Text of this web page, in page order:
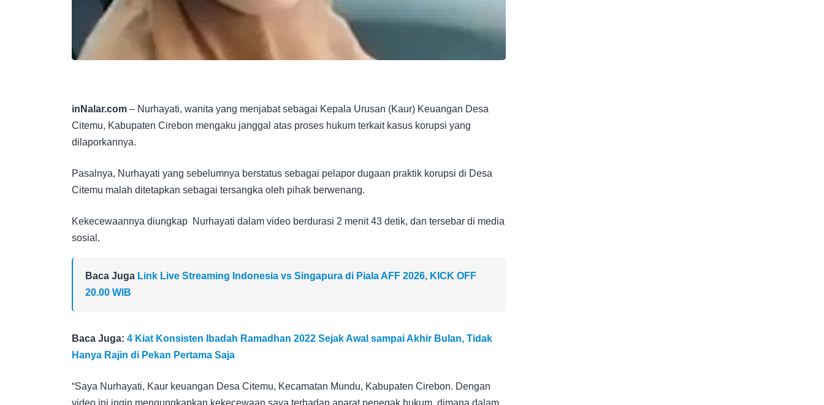
inNalar.com – Nurhayati, wanita yang menjabat sebagai Kepala Urusan (Kaur) Keuangan Desa
Citemu, Kabupaten Cirebon mengaku janggal atas proses hukum terkait kasus korupsi yang
dilaporkannya.
Pasalnya, Nurhayati yang sebelumnya berstatus sebagai pelapor dugaan praktik korupsi di Desa
Citemu malah ditetapkan sebagai tersangka oleh pihak berwenang.
Kekecewaannya diungkap Nurhayati dalam video berdurasi 2 menit 43 detik, dan tersebar di media
sosial.
Baca Juga Link Live Streaming Indonesia vs Singapura di Piala AFF 2026, KICK OFF
20.00 WIB
Baca Juga: 4 Kiat Konsisten Ibadah Ramadhan 2022 Sejak Awal sampai Akhir Bulan, Tidak
Hanya Rajin di Pekan Pertama Saja
“Saya Nurhayati, Kaur keuangan Desa Citemu, Kecamatan Mundu, Kabupaten Cirebon. Dengan
video ini ingin mengungkapkan kekecewaan saya terhadap aparat penegak hukum, dimana dalam